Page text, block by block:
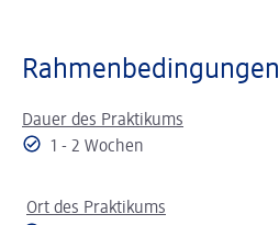
Rahmenbedingungen
Dauer des Praktikums
1 - 2 Wochen
Ort des Praktikums